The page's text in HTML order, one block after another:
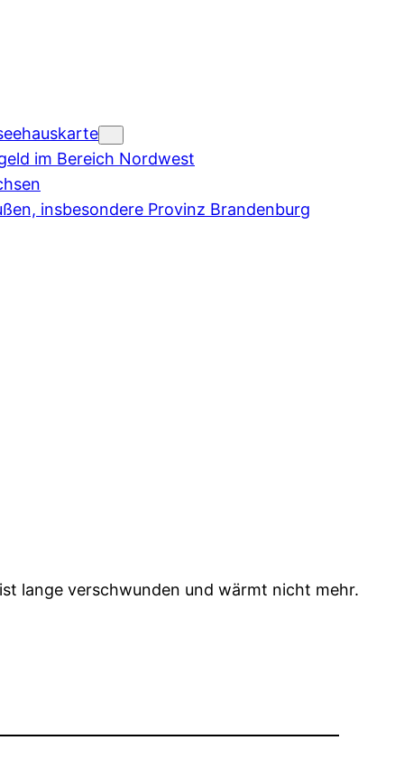
im Bereich Nordwest
insbesondere Provinz Brandenburg
lange verschwunden und wärmt nicht mehr.